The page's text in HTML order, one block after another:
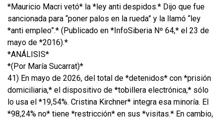
*Mauricio Macri vetó* la *ley anti despidos.* Dijo que fue
sancionada para “poner palos en la rueda” y la llamó “ley
*anti empleo”.* (Publicado en *InfoSiberia Nº 64,* el 23 de
mayo de *2016).*
*ANÁLISIS*
*(Por María Sucarrat)*
41) En mayo de 2026, del total de *detenidos* con *prisión
domiciliaria,* el dispositivo de *tobillera electrónica,* sólo
lo usa el *19,54%. Cristina Kirchner* integra esa minoría. El
*98,24% no* tiene *restricción* en sus *visitas.* En cambio,